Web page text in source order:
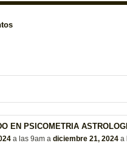
EN PSICOMETRIA
a las 9am a diciembre 21, 2024 a